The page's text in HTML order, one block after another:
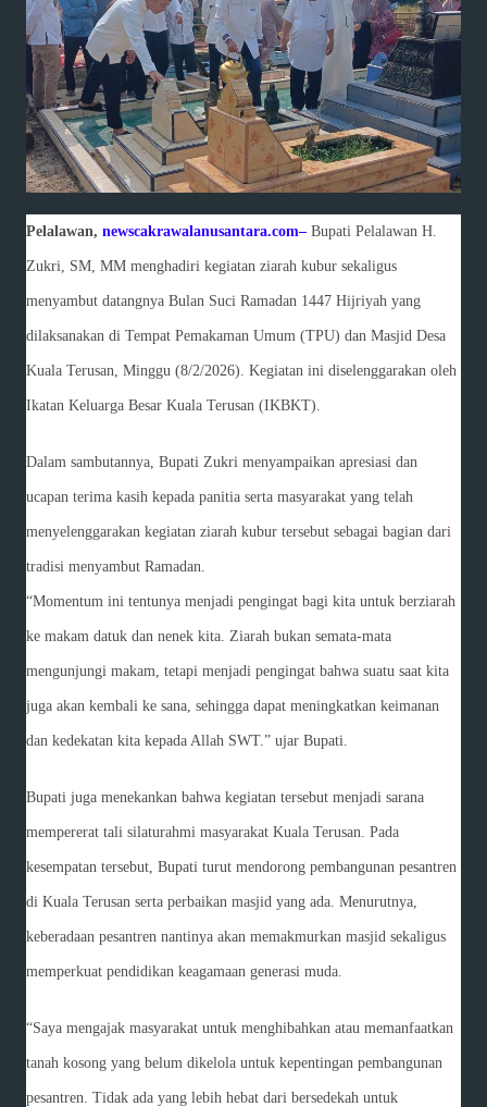
Pelalawan, newscakrawalanusantara.com– Bupati Pelalawan H.
Zukri, SM, MM menghadiri kegiatan ziarah kubur sekaligus
menyambut datangnya Bulan Suci Ramadan 1447 Hijriyah yang
dilaksanakan di Tempat Pemakaman Umum (TPU) dan Masjid Desa
Kuala Terusan, Minggu (8/2/2026). Kegiatan ini diselenggarakan oleh
Ikatan Keluarga Besar Kuala Terusan (IKBKT).
Dalam sambutannya, Bupati Zukri menyampaikan apresiasi dan
ucapan terima kasih kepada panitia serta masyarakat yang telah
menyelenggarakan kegiatan ziarah kubur tersebut sebagai bagian dari
tradisi menyambut Ramadan.
“Momentum ini tentunya menjadi pengingat bagi kita untuk berziarah
ke makam datuk dan nenek kita. Ziarah bukan semata-mata
mengunjungi makam, tetapi menjadi pengingat bahwa suatu saat kita
juga akan kembali ke sana, sehingga dapat meningkatkan keimanan
dan kedekatan kita kepada Allah SWT.” ujar Bupati.
Bupati juga menekankan bahwa kegiatan tersebut menjadi sarana
mempererat tali silaturahmi masyarakat Kuala Terusan. Pada
kesempatan tersebut, Bupati turut mendorong pembangunan pesantren
di Kuala Terusan serta perbaikan masjid yang ada. Menurutnya,
keberadaan pesantren nantinya akan memakmurkan masjid sekaligus
memperkuat pendidikan keagamaan generasi muda.
“Saya mengajak masyarakat untuk menghibahkan atau memanfaatkan
tanah kosong yang belum dikelola untuk kepentingan pembangunan
pesantren. Tidak ada yang lebih hebat dari bersedekah untuk